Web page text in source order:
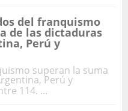
del franquismo
de las dictaduras
Perú y
superan la suma
Perú y
114. ...